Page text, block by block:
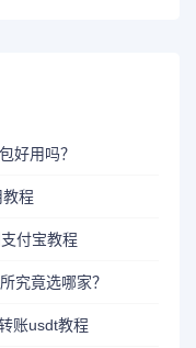
好用吗？
教程
付宝教程
究竟选哪家？
账usdt教程